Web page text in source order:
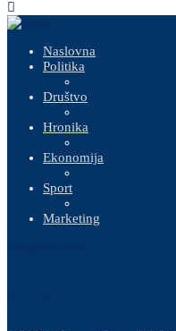
Naslovna
Politika
Društvo
Hronika
Ekonomija
Sport
Marketing